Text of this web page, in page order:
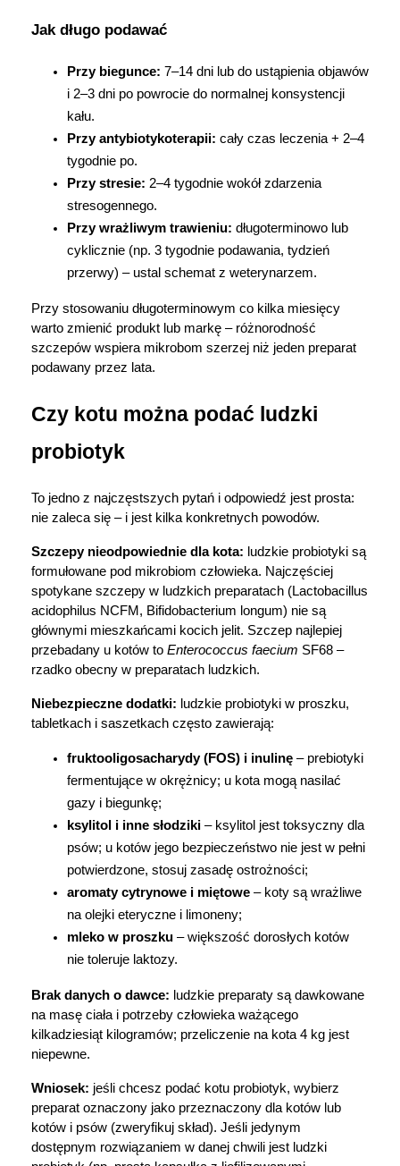
Korzystamy z plików cookies w celu
dostosowania zawartości serwisu do Twoich
preferencji. Więcej informacji znajdziesz w
naszej polityce prywatności
. Możesz określić
warunki przechowywania lub dostępu do
"Ustawienia" lub możesz zaakceptować
ustawienia wszystkich cookies klikając
AKCEPTUJĘ WSZYSTKIE
Ustawienia
AKCEPTUJĘ WSZYSTKIE
Jak długo podawać
Przy biegunce: 7–14 dni lub do ustąpienia objawów
i 2–3 dni po powrocie do normalnej konsystencji
kału.
Przy antybiotykoterapii: cały czas leczenia + 2–4
tygodnie po.
Przy stresie: 2–4 tygodnie wokół zdarzenia
stresogennego.
Przy wrażliwym trawieniu: długoterminowo lub
cyklicznie (np. 3 tygodnie podawania, tydzień
przerwy) – ustal schemat z weterynarzem.
Przy stosowaniu długoterminowym co kilka miesięcy
warto zmienić produkt lub markę – różnorodność
szczepów wspiera mikrobom szerzej niż jeden preparat
podawany przez lata.
Czy kotu można podać ludzki
probiotyk
To jedno z najczęstszych pytań i odpowiedź jest prosta:
nie zaleca się – i jest kilka konkretnych powodów.
Szczepy nieodpowiednie dla kota: ludzkie probiotyki są
formułowane pod mikrobiom człowieka. Najczęściej
spotykane szczepy w ludzkich preparatach (Lactobacillus
acidophilus NCFM, Bifidobacterium longum) nie są
głównymi mieszkańcami kocich jelit. Szczep najlepiej
przebadany u kotów to Enterococcus faecium SF68 –
rzadko obecny w preparatach ludzkich.
Niebezpieczne dodatki: ludzkie probiotyki w proszku,
tabletkach i saszetkach często zawierają:
fruktooligosacharydy (FOS) i inulinę – prebiotyki
fermentujące w okrężnicy; u kota mogą nasilać
gazy i biegunkę;
ksylitol i inne słodziki – ksylitol jest toksyczny dla
psów; u kotów jego bezpieczeństwo nie jest w pełni
potwierdzone, stosuj zasadę ostrożności;
aromaty cytrynowe i miętowe – koty są wrażliwe
na olejki eteryczne i limoneny;
mleko w proszku – większość dorosłych kotów
nie toleruje laktozy.
Brak danych o dawce: ludzkie preparaty są dawkowane
na masę ciała i potrzeby człowieka ważącego
kilkadziesiąt kilogramów; przeliczenie na kota 4 kg jest
niepewne.
Wniosek: jeśli chcesz podać kotu probiotyk, wybierz
preparat oznaczony jako przeznaczony dla kotów lub
kotów i psów (zweryfikuj skład). Jeśli jedynym
dostępnym rozwiązaniem w danej chwili jest ludzki